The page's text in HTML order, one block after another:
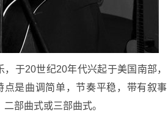
于20世纪20年代兴起于美国南部，
点是曲调简单，节奏平稳，带有叙事
部曲式或三部曲式。